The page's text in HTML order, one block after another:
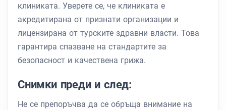
клиниката. Уверете се, че клиниката е
акредитирана от признати организации и
лицензирана от турските здравни власти. Това
гарантира спазване на стандартите за
безопасност и качествена грижа.
Снимки преди и след:
Не се препоръчва да се обръща внимание на